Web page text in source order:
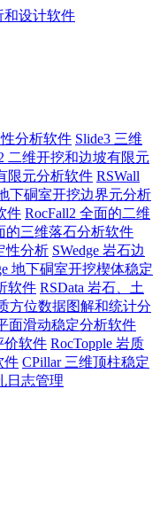
分析软件 Slide3 三维
二维开挖和边坡有限元
限元分析软件 RSWall
下硐室开挖边界元分析
件 RocFall2 全面的二维
的三维落石分析软件
性分析 SWedge 岩石边
地下硐室开挖楔体稳定
软件 RSData 岩石、土
方位数据图解和统计分
面滑动稳定分析软件
价软件 RocTopple 岩质
件 CPillar 三维顶柱稳定
日志管理